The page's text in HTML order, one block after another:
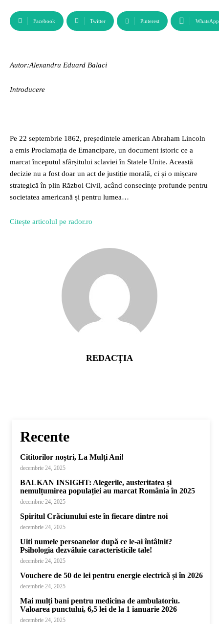
Facebook Twitter Pinterest WhatsApp
Autor:Alexandru Eduard Balaci
Introducere
Pe 22 septembrie 1862, președintele american Abraham Lincoln
a emis Proclamația de Emancipare, un document istoric ce a
marcat începutul sfârșitului sclaviei în Statele Unite. Această
decizie nu a fost doar un act de justiție morală, ci și o mișcare
strategică în plin Război Civil, acând consecințe profunde pentru
societatea americană și pentru lumea…
Citește articolul pe rador.ro
REDACȚIA
Recente
Cititorilor noștri, La Mulți Ani!
decembrie 24, 2025
BALKAN INSIGHT: Alegerile, austeritatea și
nemulțumirea populației au marcat România în 2025
decembrie 24, 2025
Spiritul Crăciunului este în fiecare dintre noi
decembrie 24, 2025
Uiti numele persoanelor după ce le-ai întâlnit?
Psihologia dezvăluie caracteristicile tale!
decembrie 24, 2025
Vouchere de 50 de lei pentru energie electrică și în 2026
decembrie 24, 2025
Mai mulți bani pentru medicina de ambulatoriu.
Valoarea punctului, 6,5 lei de la 1 ianuarie 2026
decembrie 24, 2025